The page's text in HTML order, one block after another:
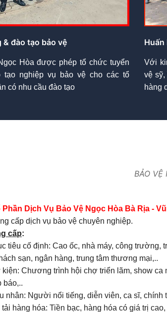
& đào tạo bảo vệ
Hòa được phép tổ chức tuyển
tạo nghiệp vụ bảo vệ cho các tổ
có nhu cầu đào tạo
Huấn
Với
vệ
hàng
BẢO VỆ
Phần Dịch Vụ Bảo Vệ Ngọc Hòa Bà Rịa -
cấp dịch vụ bảo vệ chuyên nghiệp.
cấp:
tiêu cố định: Cao ốc, nhà máy, công trường,
sạn, ngân hàng, trung tâm thương mại,..
Chương trình hội chợ triển lãm, show ca
báo,..
nhân: Người nổi tiếng, diễn viên, ca sĩ, chính
hàng hóa: Tiền bạc, hàng hóa có giá trị cao,